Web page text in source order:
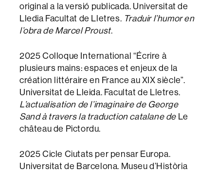
original a la versió publicada. Universitat de
Lledia Facultat de Lletres. Traduir l’humor en
l’obra de Marcel Proust.
2025 Colloque International “Écrire à
plusieurs mains: espaces et enjeux de la
création littéraire en France au XIX siècle”.
Universitat de Lleida. Facultat de Lletres.
L’actualisation de l’imaginaire de George
Sand à travers la traduction catalane de Le
château de Pictordu.
2025 Cicle Ciutats per pensar Europa.
Universitat de Barcelona. Museu d’Història